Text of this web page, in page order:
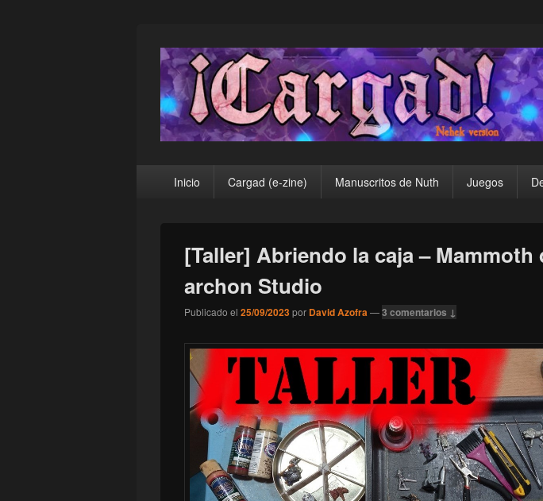
¡Cargad!
principalInicio Cargad (e-zine) Manuscritos de Nuth Juegos
[Taller] Abriendo la caja – Mammoth
archon Studio
Publicado el 25/09/2023por David Azofra—3 comentarios ↓